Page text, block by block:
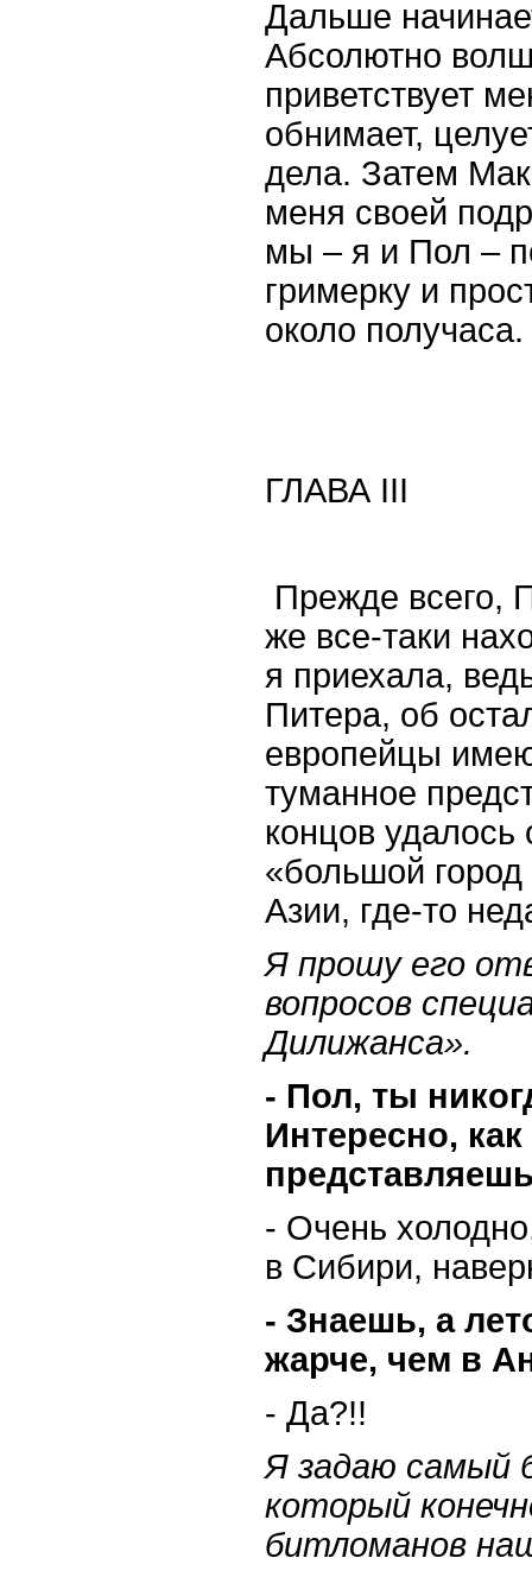
Дальше
Абсолютно
приветствует
обнимает,
дела. Затем
меня своей
мы – я и Пол –
гримерку и
около получаса.
ГЛАВА III
Прежде всего,
же все-таки
я приехала,
Питера, об
европейцы
туманное
концов удалось
«большой
Азии, где-то
Я прошу его
вопросов
Дилижанса».
- Пол, ты
Интересно,
- Очень
в Сибири,
- Знаешь, а
жарче, чем в
- Да?!!
Я задаю самый
который
битломанов